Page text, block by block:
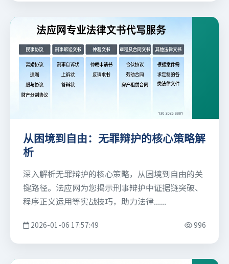
从困境到自由：无罪辩护的核心策略解
析
深入解析无罪辩护的核心策略，从困境到自由的关
键路径。法应网为您揭示刑事辩护中证据链突破、
程序正义运用等实战技巧，助力法律......
2026-01-06 17:57:49 996